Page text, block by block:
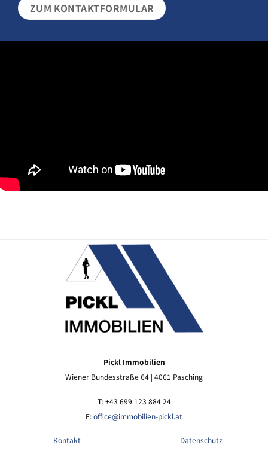
ZUM KONTAKTFORMULAR
Pickl Immobilien
Wiener Bundesstraße 64 | 4061 Pasching
T: +43 699 123 884 24
E:office@immobilien-pickl.at
Kontakt Datenschutz